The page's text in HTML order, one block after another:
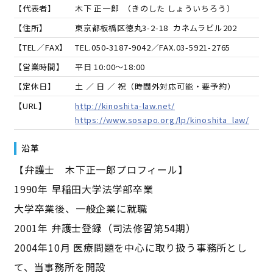
【代表者】 木下 正一郎 （きのした しょういちろう ）
【住所】
東京都板橋区徳丸3-2-18 カネムラビル202
【TEL／FAX】
TEL.050-3187-9042／FAX.03-5921-2765
【営業時間】
平日 10:00～18:00
【定休日】
土 ／ 日 ／ 祝（時間外対応可能・要予約）
【URL】
http://kinoshita-law.net/
https://www.sosapo.org/lp/kinoshita_law/
沿革
【弁護士 木下正一郎プロフィール】
1990年 早稲田大学法学部卒業
大学卒業後、一般企業に就職
2001年 弁護士登録（司法修習第54期）
2004年10月 医療問題を中心に取り扱う事務所とし
て、当事務所を開設